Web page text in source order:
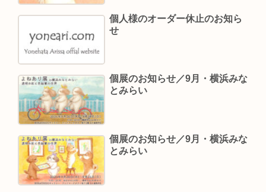
個人様のオーダー休止のお知ら
せ
個展のお知らせ／9月・横浜みな
とみらい
個展のお知らせ／9月・横浜みな
とみらい